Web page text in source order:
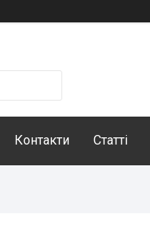
Контакти Статті